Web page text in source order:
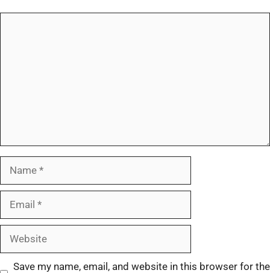
Save my name, email, and website in this browser for the